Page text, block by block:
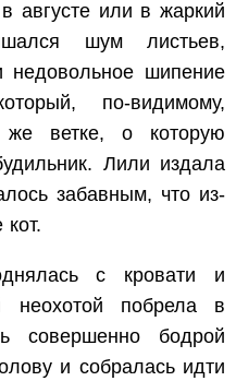
августе или в жаркий
шум листьев,
недовольное шипение
по-видимому,
ветке, о которую
Лили издала
забавным, что из-
с кровати и
неохотой побрела в
совершенно бодрой
и собралась идти